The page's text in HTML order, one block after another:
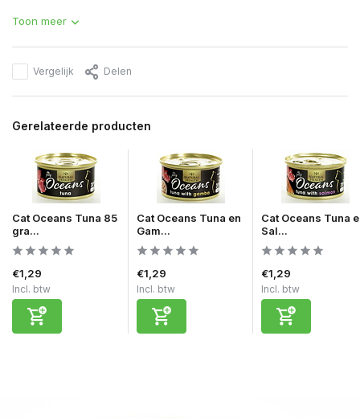
Toon meer
Vergelijk Delen
Gerelateerde producten
Cat Oceans Tuna 85
gra...
€1,29
Incl. btw
Cat Oceans Tuna en
Gam...
€1,29
Incl. btw
Cat Oceans Tuna
Sal...
€1,29
Incl. btw